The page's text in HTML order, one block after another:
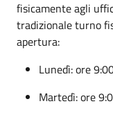
fisicamente agli
tradizionale turno
apertura:
Lunedì: ore
Martedì: ore